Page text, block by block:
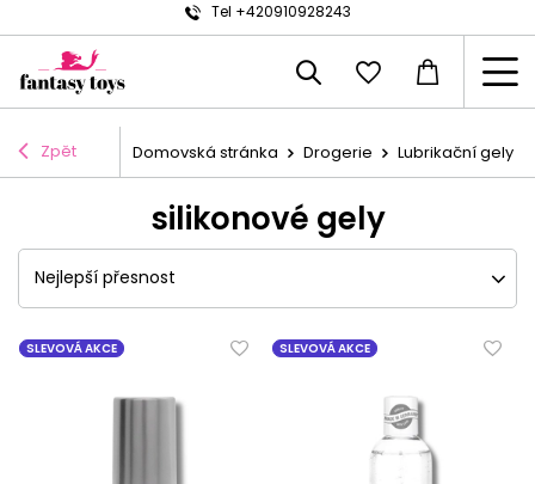
Tel +420910928243
Zpět Domovská stránka Drogerie Lubrikační gely
silikonové gely
Nejlepší přesnost
SLEVOVÁ AKCE SLEVOVÁ AKCE